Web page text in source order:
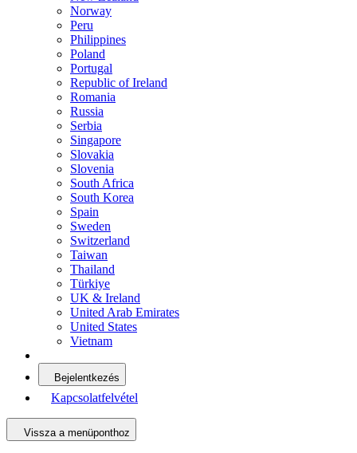
Norway
Peru
Philippines
Poland
Portugal
Republic of Ireland
Romania
Russia
Serbia
Singapore
Slovakia
Slovenia
South Africa
South Korea
Spain
Sweden
Switzerland
Taiwan
Thailand
Türkiye
UK & Ireland
United Arab Emirates
United States
Vietnam
Bejelentkezés
Kapcsolatfelvétel
Vissza a menüponthoz